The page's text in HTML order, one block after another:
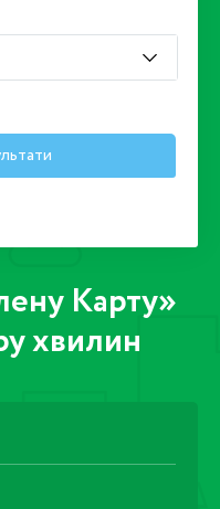
Карту»
хвилин